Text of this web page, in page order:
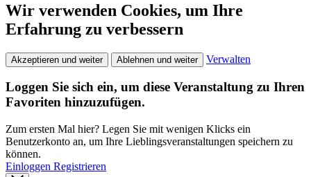
Wir verwenden Cookies, um Ihre
Erfahrung zu verbessern
Akzeptieren und weiter Ablehnen und weiter Verwalten
Loggen Sie sich ein, um diese Veranstaltung zu Ihren
Favoriten hinzuzufügen.
Zum ersten Mal hier? Legen Sie mit wenigen Klicks ein
Benutzerkonto an, um Ihre Lieblingsveranstaltungen speichern zu
können.
Einloggen Registrieren